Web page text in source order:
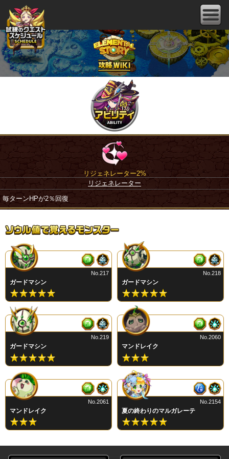
リジェネレーター2%
リジェネレーター
毎ターンHPが2％回復
ガードマシン
No.217
ガードマシン
No.218
ガードマシン
No.219
マンドレイク
No.2060
マンドレイク
No.2061
夏の終わりのマルガレーテ
No.2154